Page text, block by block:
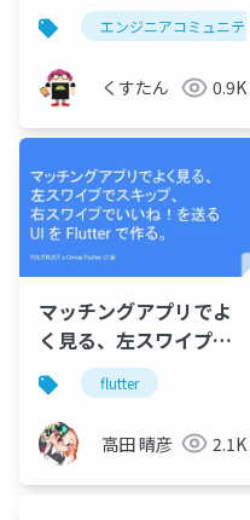
エンジニアコミュニティ
くすたん 0.9K
マッチングアプリでよ
く見る、左スワイプで
スキップ、右スワイプ
でいいね！を送る UI を
Flutter で作る。
flutter
高田 晴彦 2.1K